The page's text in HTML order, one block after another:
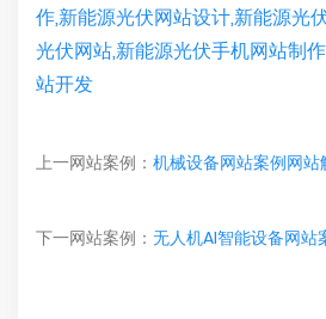
作,新能源光伏网站设计,新能源光
光伏网站,新能源光伏手机网站制
站开发
上一网站案例： 机械设备网站案例网站
下一网站案例： 无人机AI智能设备网站